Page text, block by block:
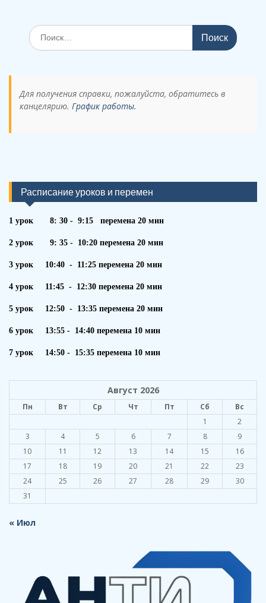
Поиск
по:
Для получения справки, пожалуйста, обратитесь в
канцелярию. График работы.
Расписание уроков и перемен
1 урок 8: 30 - 9:15 перемена 20 мин
2 урок 9: 35 - 10:20 перемена 20 мин
3 урок 10:40 - 11:25 перемена 20 мин
4 урок 11:45 - 12:30 перемена 20 мин
5 урок 12:50 - 13:35 перемена 20 мин
6 урок 13:55 - 14:40 перемена 10 мин
7 урок 14:50 - 15:35 перемена 10 мин
Август 2026
Пн Вт Ср Чт Пт Сб
Вс
1
2
3
4 5 6 7 8
9
10
11 12 13 14 15
16
17
18 19 20 21 22
23
24
25 26 27 28 29
30
31
« Июл